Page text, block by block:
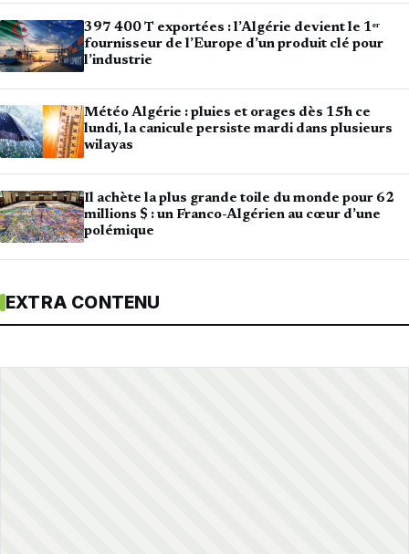
397 400 T exportées : l’Algérie devient le 1ᵉʳ
fournisseur de l’Europe d’un produit clé pour
l’industrie
Météo Algérie : pluies et orages dès 15h ce
lundi, la canicule persiste mardi dans plusieurs
wilayas
Il achète la plus grande toile du monde pour 62
millions $ : un Franco-Algérien au cœur d’une
polémique
EXTRA CONTENU